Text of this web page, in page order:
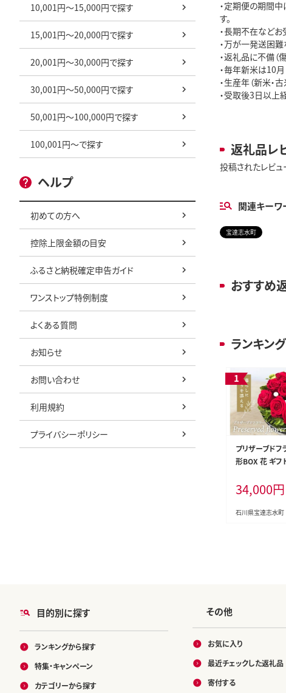
10,001円～15,000円で探す
15,001円～20,000円で探す
20,001円～30,000円で探す
30,001円～50,000円で探す
50,001円～100,000円で探す
100,001円～で探す
ヘルプ
初めての方へ
控除上限金額の目安
ふるさと納税確定申告ガイド
ワンストップ特例制度
よくある質問
お知らせ
お問い合わせ
利用規約
プライバシーポリシー
・定期便の期間
す。
・長期不在などお
・万が一発送困難
・返礼品に不備（
・毎年新米は10
・生産年（新米・
・受取後3日以上
返礼品レ
投稿されたレビュ
関連キーワ
宝達志水町
おすすめ
ランキング
プリザーブドフ
形BOX 花 ギフ
s 吉井圭香 / 石
水町
34,000円
石川県宝達志水町
目的別に探す
ランキングから探す
特集・キャンペーン
カテゴリーから探す
その他
お気に入り
最近チェックした返礼品
寄付する